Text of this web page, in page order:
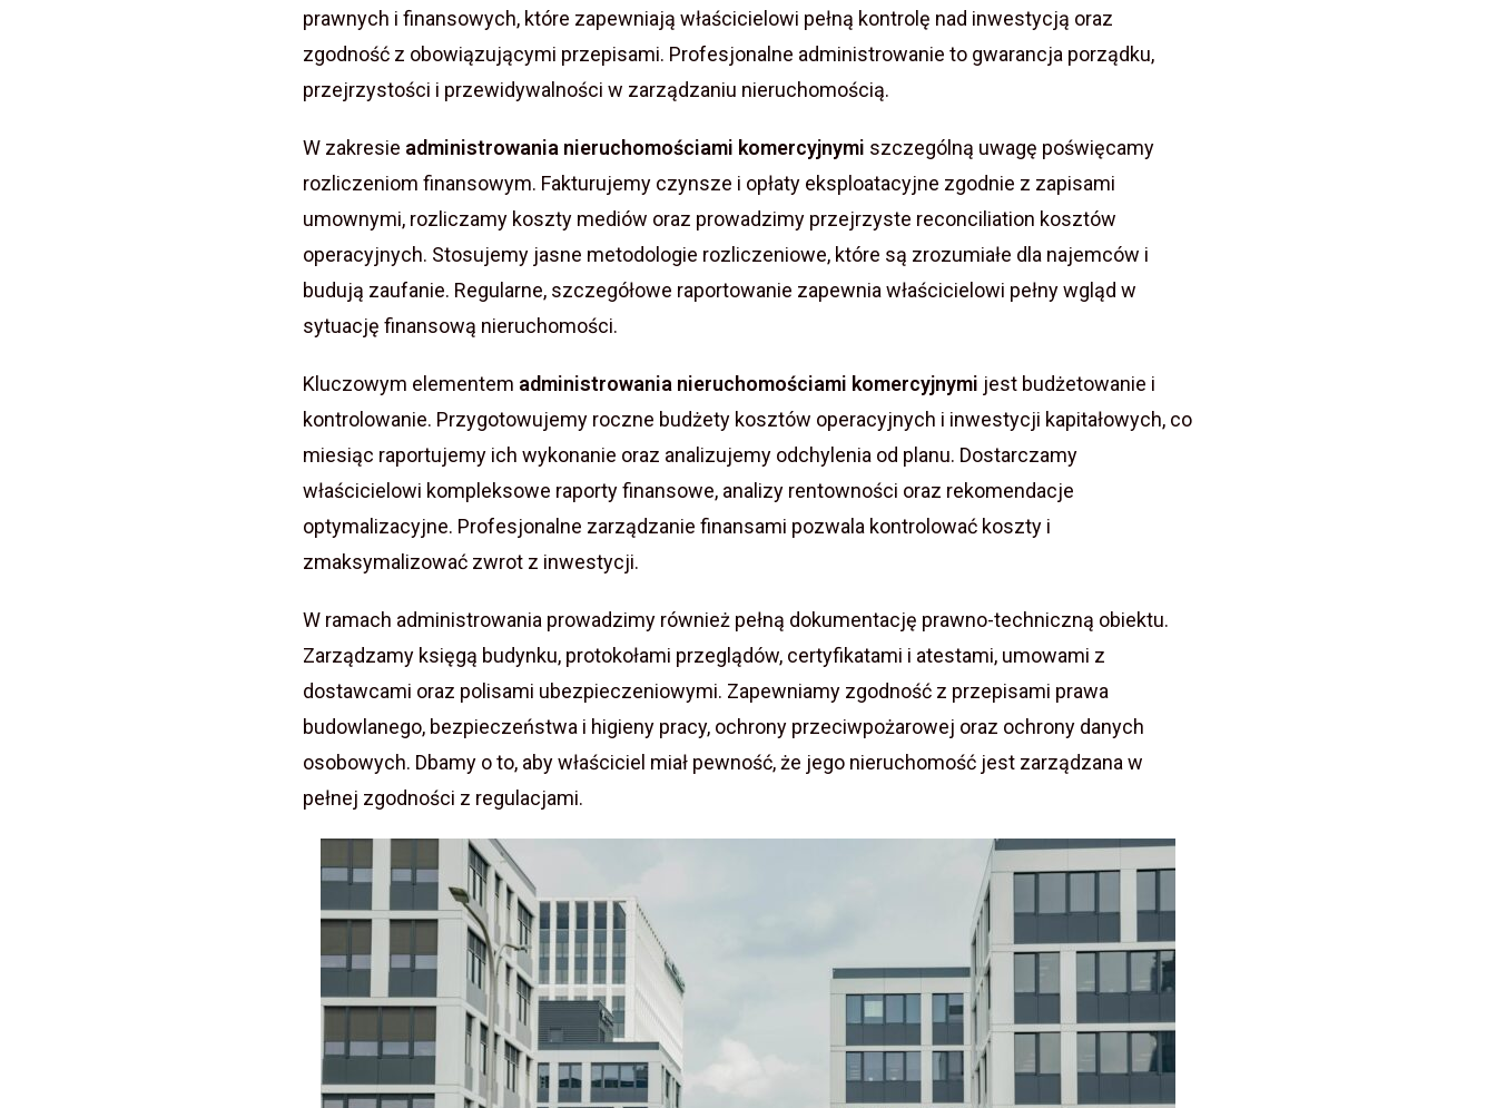
prawnych i finansowych, które zapewniają właścicielowi pełną kontrolę nad inwestycją oraz
zgodność z obowiązującymi przepisami. Profesjonalne administrowanie to gwarancja porządku,
przejrzystości i przewidywalności w zarządzaniu nieruchomością.
W zakresie administrowania nieruchomościami komercyjnymi szczególną uwagę poświęcamy
rozliczeniom finansowym. Fakturujemy czynsze i opłaty eksploatacyjne zgodnie z zapisami
umownymi, rozliczamy koszty mediów oraz prowadzimy przejrzyste reconciliation kosztów
operacyjnych. Stosujemy jasne metodologie rozliczeniowe, które są zrozumiałe dla najemców i
budują zaufanie. Regularne, szczegółowe raportowanie zapewnia właścicielowi pełny wgląd w
sytuację finansową nieruchomości.
Kluczowym elementem administrowania nieruchomościami komercyjnymi jest budżetowanie i
kontrolowanie. Przygotowujemy roczne budżety kosztów operacyjnych i inwestycji kapitałowych, co
miesiąc raportujemy ich wykonanie oraz analizujemy odchylenia od planu. Dostarczamy
właścicielowi kompleksowe raporty finansowe, analizy rentowności oraz rekomendacje
optymalizacyjne. Profesjonalne zarządzanie finansami pozwala kontrolować koszty i
zmaksymalizować zwrot z inwestycji.
W ramach administrowania prowadzimy również pełną dokumentację prawno-techniczną obiektu.
Zarządzamy księgą budynku, protokołami przeglądów, certyfikatami i atestami, umowami z
dostawcami oraz polisami ubezpieczeniowymi. Zapewniamy zgodność z przepisami prawa
budowlanego, bezpieczeństwa i higieny pracy, ochrony przeciwpożarowej oraz ochrony danych
osobowych. Dbamy o to, aby właściciel miał pewność, że jego nieruchomość jest zarządzana w
pełnej zgodności z regulacjami.